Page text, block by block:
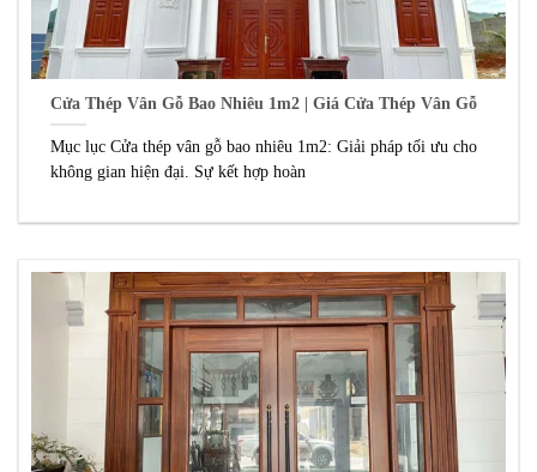
Cửa Thép Vân Gỗ Bao Nhiêu 1m2 | Giá Cửa Thép Vân Gỗ
Mục lục Cửa thép vân gỗ bao nhiêu 1m2: Giải pháp tối ưu cho
không gian hiện đại. Sự kết hợp hoàn